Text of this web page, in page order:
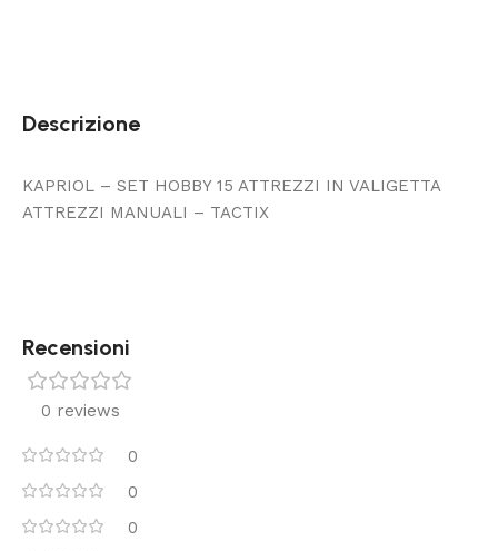
Descrizione
KAPRIOL – SET HOBBY 15 ATTREZZI IN VALIGETTA
ATTREZZI MANUALI – TACTIX
Recensioni
0 reviews
0
0
0